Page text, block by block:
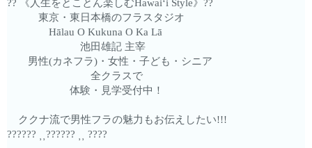
?? 《人生をとことん楽しむHawaiʻi Style》??
東京・東日本橋のフラスタジオ
Hālau O Kukuna O Ka Lā
池田雄記 主宰
男性(カネフラ)・女性・子ども・シニア
全クラスで
体験・見学受付中！
ククナ流で男性フラの魅力もお伝えしたい!!!
?????? ⸒⸒?????? ⸒⸒ ????